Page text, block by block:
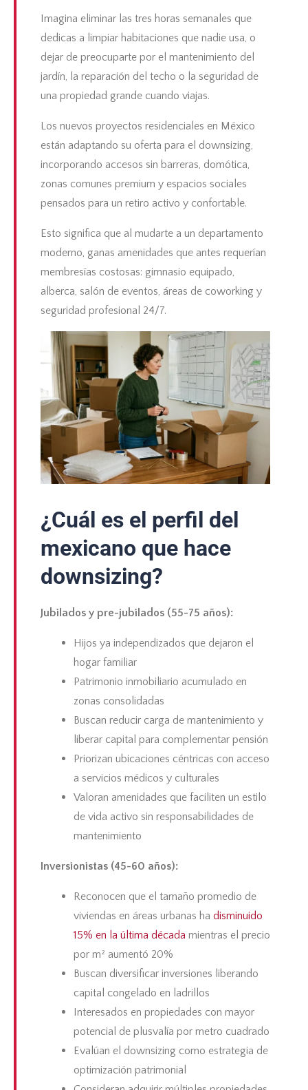
Imagina eliminar las tres horas semanales que
dedicas a limpiar habitaciones que nadie usa, o
dejar de preocuparte por el mantenimiento del
jardín, la reparación del techo o la seguridad de
una propiedad grande cuando viajas.
Los nuevos proyectos residenciales en México
están adaptando su oferta para el downsizing,
incorporando accesos sin barreras, domótica,
zonas comunes premium y espacios sociales
pensados para un retiro activo y confortable.
Esto significa que al mudarte a un departamento
moderno, ganas amenidades que antes requerían
membresías costosas: gimnasio equipado,
alberca, salón de eventos, áreas de coworking y
seguridad profesional 24/7.
¿Cuál es el perfil del
mexicano que hace
downsizing?
Jubilados y pre-jubilados (55-75 años):
Hijos ya independizados que dejaron el
hogar familiar
Patrimonio inmobiliario acumulado en
zonas consolidadas
Buscan reducir carga de mantenimiento y
liberar capital para complementar pensión
Priorizan ubicaciones céntricas con acceso
a servicios médicos y culturales
Valoran amenidades que faciliten un estilo
de vida activo sin responsabilidades de
mantenimiento
Inversionistas (45-60 años):
Reconocen que el tamaño promedio de
viviendas en áreas urbanas ha disminuido
15% en la última década mientras el precio
por m² aumentó 20%
Buscan diversificar inversiones liberando
capital congelado en ladrillos
Interesados en propiedades con mayor
potencial de plusvalía por metro cuadrado
Evalúan el downsizing como estrategia de
optimización patrimonial